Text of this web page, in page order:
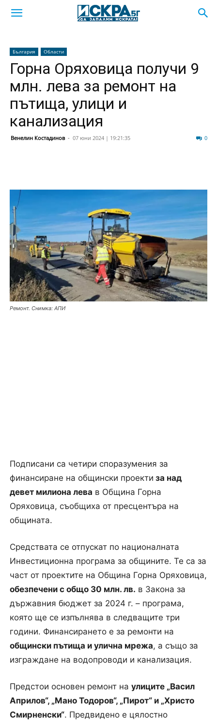
България Области
Горна Оряховица получи 9
млн. лева за ремонт на
пътища, улици и
канализация
Венелин Костадинов - 07 юни 2024 | 19:21:35 0
Ремонт. Снимка: АПИ
Подписани са четири споразумения за
финансиране на общински проекти за над
девет милиона лева в Община Горна
Оряховица, съобщиха от пресцентъра на
общината.
Средствата се отпускат по националната
Инвестиционна програма за общините. Те са за
част от проектите на Община Горна Оряховица,
обезпечени с общо 30 млн. лв. в Закона за
държавния бюджет за 2024 г. – програма,
която ще се изпълнява в следващите три
години. Финансирането е за ремонти на
общински пътища и улична мрежа, а също за
изграждане на водопроводи и канализация.
Предстои основен ремонт на улиците „Васил
Априлов“, „Мано Тодоров“, „Пирот“ и „Христо
Смирненски“. Предвидено е цялостно